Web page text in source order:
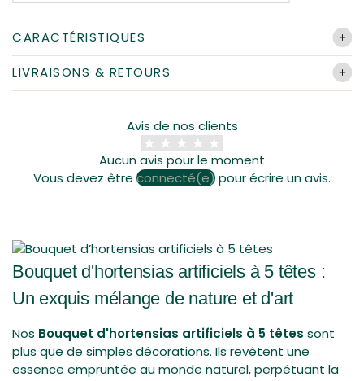
CARACTÉRISTIQUES
Couleur :Beige, Blanc, Bleu, Orange, Rose clair, Rose foncé,
Rouge, Vert, Violet
Matériau :Soie
LIVRAISONS & RETOURS
Toutes les commandes sont préparées et expédiées par
et jours fériés), pouvant prendre jusqu'à 72h en période
d'affluence. Nos colis arrivent généralement sous 8 jours
ouvrés, mais les délais de livraison partout dans le monde
peuvent prendre jusqu'à 15 jours ouvrés.
nous ne pouvons malheureusement pas vous proposer de
remboursement ou d'échange.
Pour pouvoir bénéficier d'un retour, votre article doit être
inutilisé et dans le même état que lorsque vous l'avez reçu.
Il doit également être dans son emballage d'origine.
Avis de nos clients
Aucun avis pour le moment
Vous devez être connecté(e)pour écrire un avis.
Bouquet d'hortensias artificiels à 5 têtes :
Un exquis mélange de nature et d'art
Nos Bouquet d'hortensias artificiels à 5 têtes sont
plus que de simples décorations. Ils revêtent une
essence empruntée au monde naturel, perpétuant la